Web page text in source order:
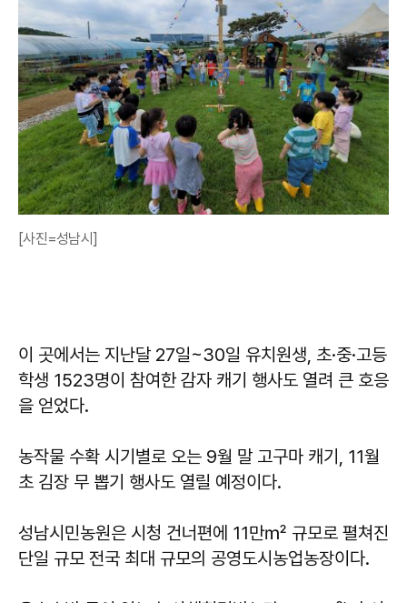
[사진=성남시]
이 곳에서는 지난달 27일~30일 유치원생, 초·중·고등
학생 1523명이 참여한 감자 캐기 행사도 열려 큰 호응
을 얻었다.
농작물 수확 시기별로 오는 9월 말 고구마 캐기, 11월
초 김장 무 뽑기 행사도 열릴 예정이다.
성남시민농원은 시청 건너편에 11만㎡ 규모로 펼쳐진
단일 규모 전국 최대 규모의 공영도시농업농장이다.